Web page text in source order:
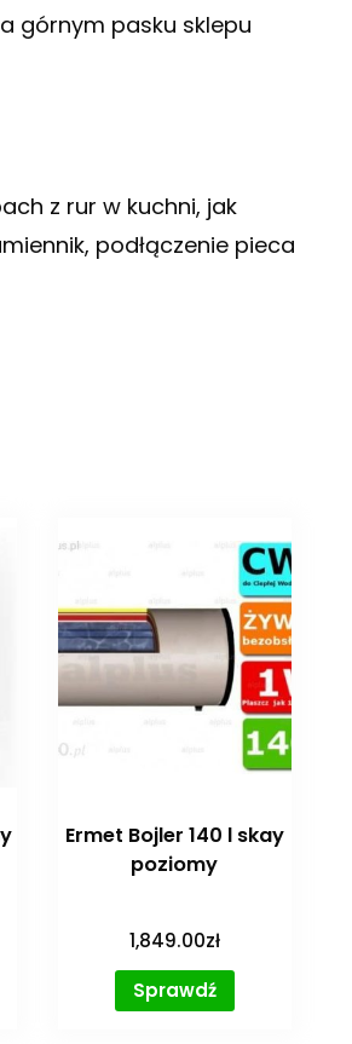
górnym pasku sklepu
z rur w kuchni, jak
podłączenie pieca
Ermet Bojler 140 l skay
poziomy
1,849.00zł
Sprawdź